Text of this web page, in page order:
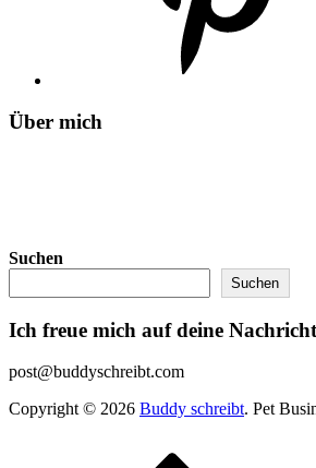
Über mich
Suchen
Suchen
Ich freue mich auf deine
post@buddyschreibt.com
Copyright © 2026 Buddy schreibt. Pet